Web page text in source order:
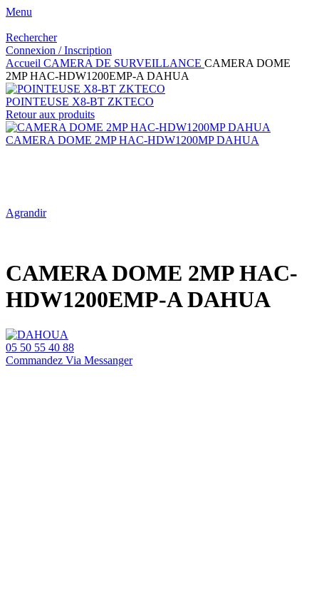
Menu
Rechercher
Connexion / Inscription
Accueil CAMERA DE SURVEILLANCE CAMERA DOME
2MP HAC-HDW1200EMP-A DAHUA
POINTEUSE X8-BT ZKTECO
Retour aux produits
CAMERA DOME 2MP HAC-HDW1200MP DAHUA
Agrandir
CAMERA DOME 2MP HAC-
HDW1200EMP-A DAHUA
05 50 55 40 88
Commandez Via Messanger